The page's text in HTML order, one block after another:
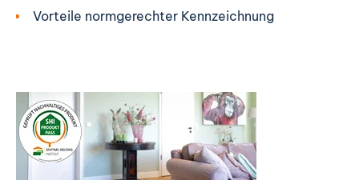
Vorteile normgerechter Kennzeichnung